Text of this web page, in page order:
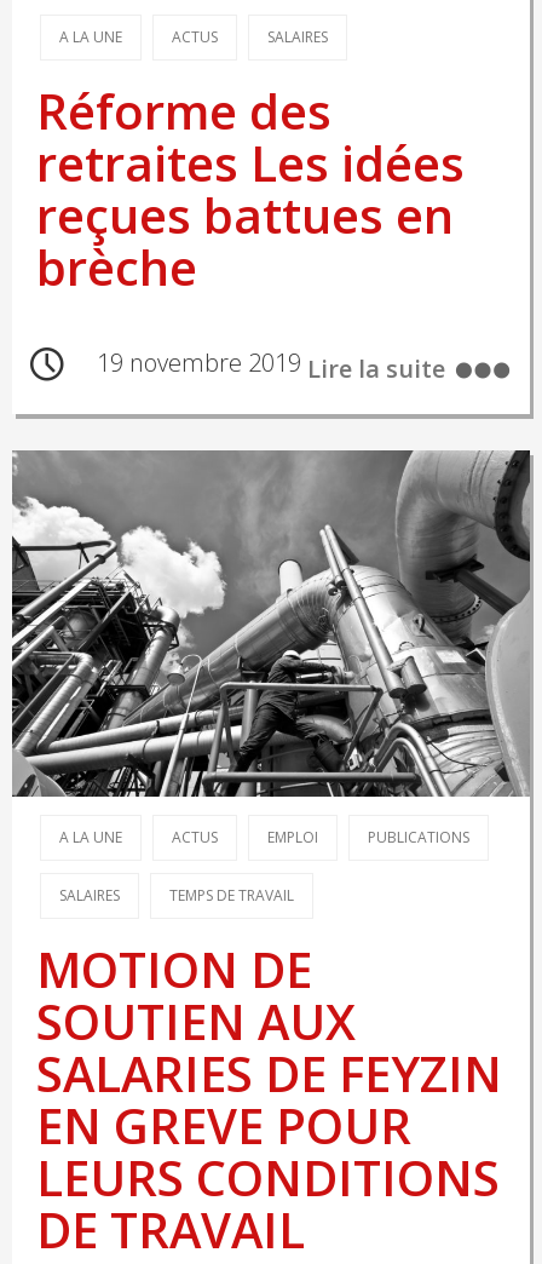
A LA UNE ACTUS SALAIRES
Réforme des
retraites Les idées
reçues battues en
brèche
19 novembre 2019 Lire la suite
A LA UNE ACTUS EMPLOI PUBLICATIONS
SALAIRES TEMPS DE TRAVAIL
MOTION DE
SOUTIEN AUX
SALARIES DE FEYZIN
EN GREVE POUR
LEURS CONDITIONS
DE TRAVAIL